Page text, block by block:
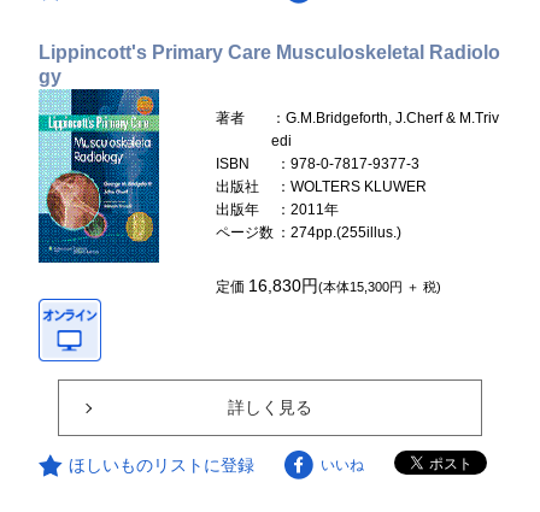
Lippincott's Primary Care Musculoskeletal Radiolo
gy
著者
：G.M.Bridgeforth, J.Cherf & M.Triv
edi
ISBN
：978-0-7817-9377-3
出版社
：WOLTERS KLUWER
出版年
：2011年
ページ数 ：274pp.(255illus.)
定価 16,830円(本体15,300円 ＋ 税)
詳しく見る
ほしいものリストに登録 いいね